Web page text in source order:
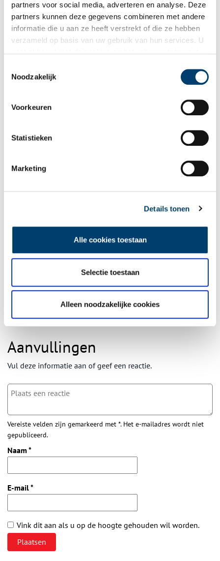
partners voor social media, adverteren en analyse. Deze
partners kunnen deze gegevens combineren met andere
informatie die u aan ze heeft verstrekt of die ze hebben
verzameld op basis van uw gebruik van hun services. U
Noodzakelijk
Voorkeuren
Statistieken
Marketing
Details tonen
Alle cookies toestaan
Selectie toestaan
Alleen noodzakelijke cookies
Rijspellerij Hollandia 1915. Rijstpellerij Bloemendaal en Laan genaamd
Publicatiedatum: 08/02/2012
Ontvang de nieuwsbrief
Wilt u op de hoogte blijven van de mooiste verhalen en het
laatste erfgoednieuws? Schrijf u dan nu in voor onze
wekelijkse nieuwsbrief!
Bij inschrijving gaat u akkoord met ons
Aanvullingen
Vul deze informatie aan of geef een reactie.
Vereiste velden zijn gemarkeerd met *. Het e-mailadres wordt niet
gepubliceerd.
Naam *
E-mail*
Vink dit aan als u op de hoogte gehouden wil worden.